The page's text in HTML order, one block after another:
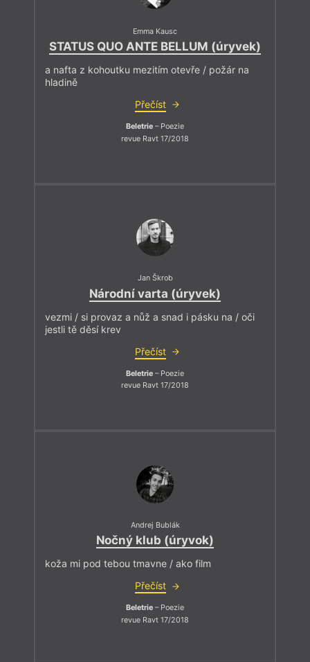
Emma Kausc
STATUS QUO ANTE BELLUM (úryvek)
a nafta z kohoutku mezitím otevře / požár na
hladině
Přečíst
Beletrie – Poezie
revue Ravt 17/2018
Jan Škrob
Národní varta (úryvek)
vezmi / si provaz a nůž a snad i pásku na / oči
jestli tě děsí krev
Přečíst
Beletrie – Poezie
revue Ravt 17/2018
Andrej Bublák
Nočný klub (úryvok)
koža mi pod tebou tmavne / ako film
Přečíst
Beletrie – Poezie
revue Ravt 17/2018